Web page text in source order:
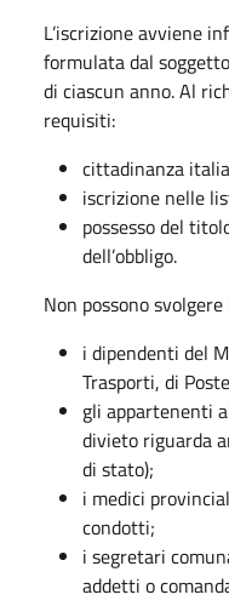
L’iscrizione avviene
formulata dal
di ciascun anno. Al
requisiti:
cittadinanza
iscrizione nelle
possesso del
dell’obbligo.
Non possono
i dipendenti del
Trasporti, di
gli appartenenti
divieto riguarda
di stato);
i medici
condotti;
i segretari
addetti o